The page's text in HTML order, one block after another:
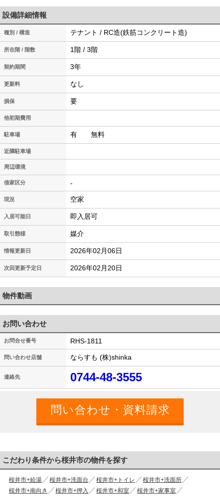
設備詳細情報
種別 / 構造 テナント / RC造(鉄筋コンクリート造)
所在階 / 階数 1階 / 3階
契約期間 3年
更新料 なし
損保 要
他初期費用
駐車場 有 無料
近隣駐車場
周辺環境
借家区分 -
現況 空家
入居可能日 即入居可
取引態様 媒介
情報更新日 2026年02月06日
次回更新予定日 2026年02月20日
物件動画
お問い合わせ
お問合せ番号 RHS-1811
問い合わせ店舗 ならすも (株)shinka
連絡先 0744-48-3555
こだわり条件から桜井市の物件を探す
桜井市+給湯 桜井市+洗面台 桜井市+トイレ
桜井市+洗面所
桜井市+南向き
桜井市+押入 桜井市+和室 桜井市+家事室